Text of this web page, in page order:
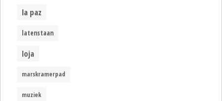
la paz
latenstaan
loja
marskramerpad
muziek